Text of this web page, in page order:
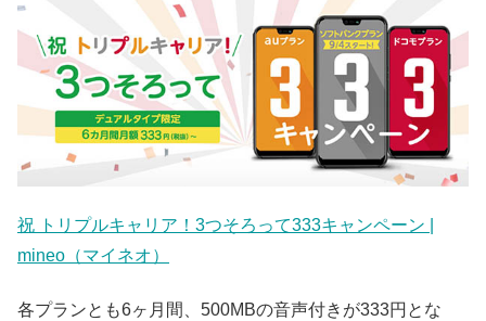
祝 トリプルキャリア！3つそろって333キャンペーン |
mineo（マイネオ）
各プランとも6ヶ月間、500MBの音声付きが333円とな